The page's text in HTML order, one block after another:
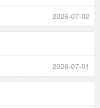
2026-07-02
2026-07-01